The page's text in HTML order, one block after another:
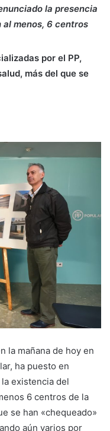
la presencia
menos, 6 centros
por el PP,
más del que se
la mañana de hoy en
ha puesto en
existencia del
6 centros de la
se han «chequeado»
aún varios por